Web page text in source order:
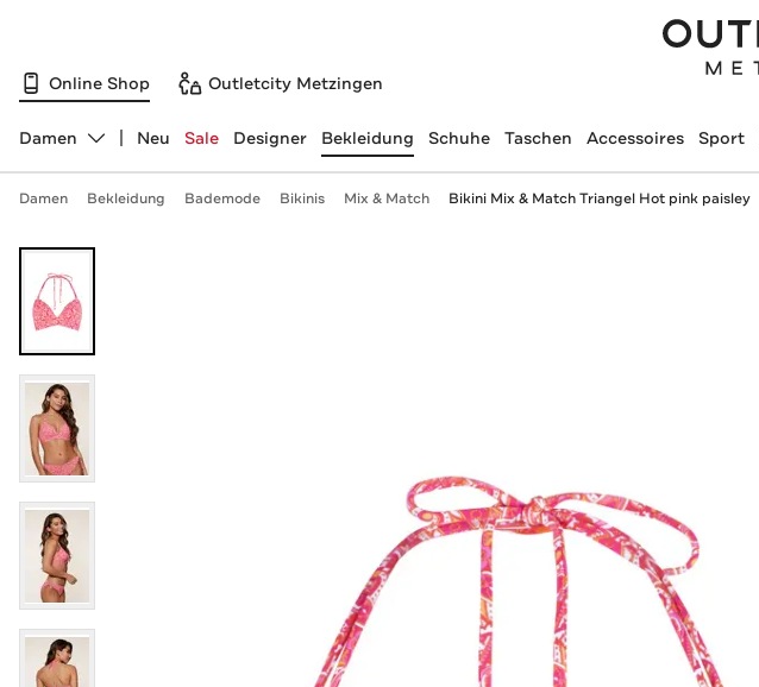
Online Shop Outletcity Metzingen
Abteilung ändern, ausgewählt:
Damen Neu Sale Designer Bekleidung Schuhe Taschen Accessoires Sport
Damen Bekleidung Bademode Bikinis Mix & Match Bikini Mix & Match Triangel Hot pink paisley